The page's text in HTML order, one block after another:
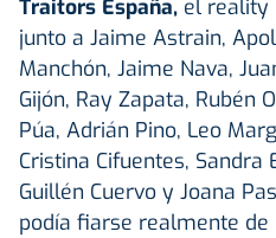
Traitors España, el reality
junto a Jaime Astrain,
Manchón, Jaime Nava,
Gijón, Ray Zapata, Rubén
Púa, Adrián Pino, Leo
Cristina Cifuentes, Sandra
Guillén Cuervo y Joana
podía fiarse realmente de